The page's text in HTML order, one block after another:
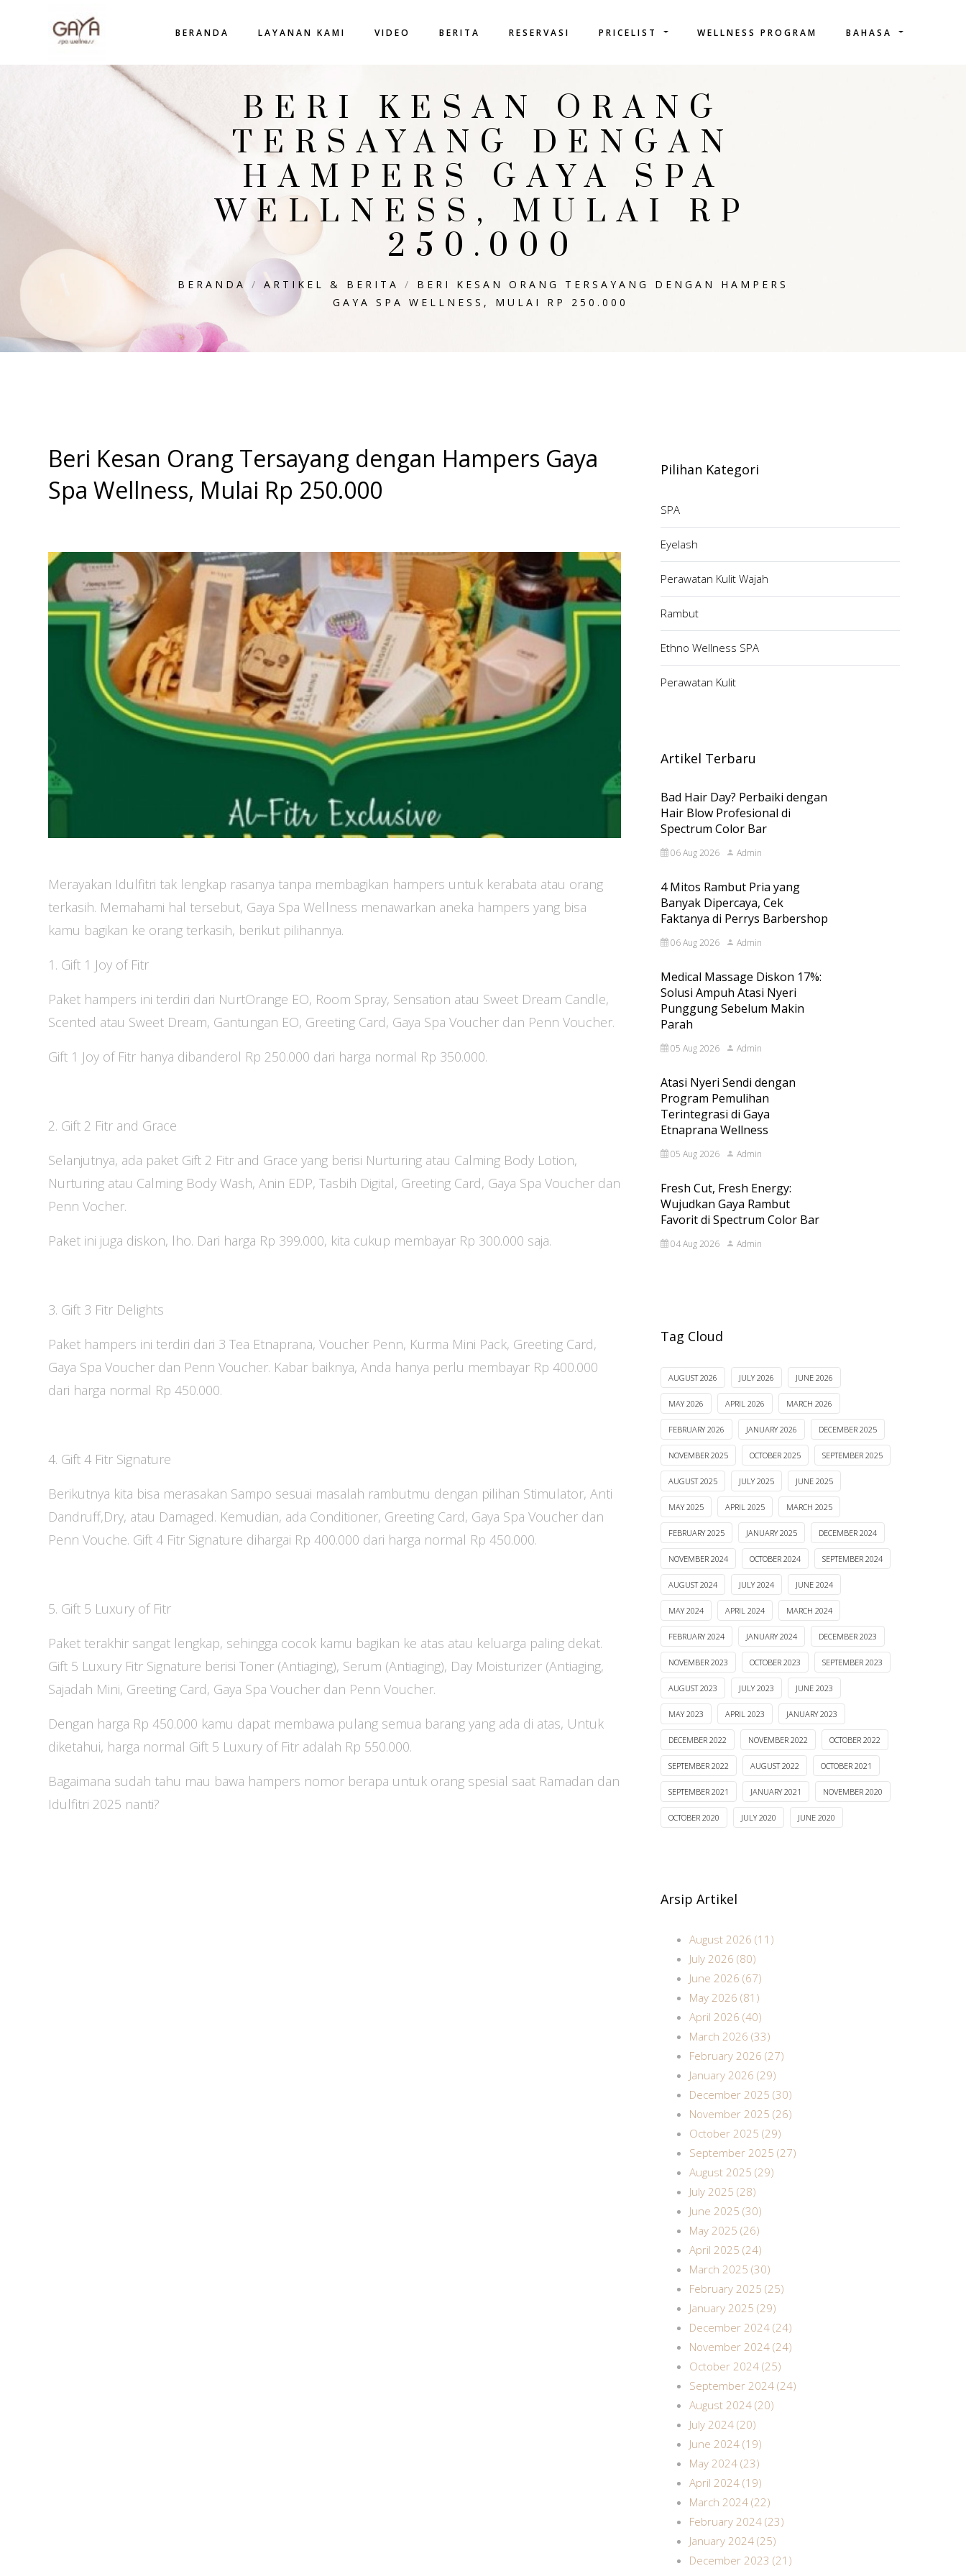
BERANDA LAYANAN KAMI VIDEO BERITA RESERVASI PRICELIST WELLNESS PROGRAM BAHASA
BERI KESAN ORANG
TERSAYANG DENGAN
HAMPERS GAYA SPA
WELLNESS, MULAI RP
250.000
BERANDA / ARTIKEL & BERITA / BERI KESAN ORANG TERSAYANG DENGAN HAMPERS
GAYA SPA WELLNESS, MULAI RP 250.000
Beri Kesan Orang Tersayang dengan Hampers Gaya
Spa Wellness, Mulai Rp 250.000
Merayakan Idulfitri tak lengkap rasanya tanpa membagikan hampers untuk kerabata atau orang
terkasih. Memahami hal tersebut, Gaya Spa Wellness menawarkan aneka hampers yang bisa
kamu bagikan ke orang terkasih, berikut pilihannya.
1. Gift 1 Joy of Fitr
Paket hampers ini terdiri dari NurtOrange EO, Room Spray, Sensation atau Sweet Dream Candle,
Scented atau Sweet Dream, Gantungan EO, Greeting Card, Gaya Spa Voucher dan Penn Voucher.
Gift 1 Joy of Fitr hanya dibanderol Rp 250.000 dari harga normal Rp 350.000.
2. Gift 2 Fitr and Grace
Selanjutnya, ada paket Gift 2 Fitr and Grace yang berisi Nurturing atau Calming Body Lotion,
Nurturing atau Calming Body Wash, Anin EDP, Tasbih Digital, Greeting Card, Gaya Spa Voucher dan
Penn Vocher.
Paket ini juga diskon, lho. Dari harga Rp 399.000, kita cukup membayar Rp 300.000 saja.
3. Gift 3 Fitr Delights
Paket hampers ini terdiri dari 3 Tea Etnaprana, Voucher Penn, Kurma Mini Pack, Greeting Card,
Gaya Spa Voucher dan Penn Voucher. Kabar baiknya, Anda hanya perlu membayar Rp 400.000
dari harga normal Rp 450.000.
4. Gift 4 Fitr Signature
Berikutnya kita bisa merasakan Sampo sesuai masalah rambutmu dengan pilihan Stimulator, Anti
Dandruff,Dry, atau Damaged. Kemudian, ada Conditioner, Greeting Card, Gaya Spa Voucher dan
Penn Vouche. Gift 4 Fitr Signature dihargai Rp 400.000 dari harga normal Rp 450.000.
5. Gift 5 Luxury of Fitr
Paket terakhir sangat lengkap, sehingga cocok kamu bagikan ke atas atau keluarga paling dekat.
Gift 5 Luxury Fitr Signature berisi Toner (Antiaging), Serum (Antiaging), Day Moisturizer (Antiaging,
Sajadah Mini, Greeting Card, Gaya Spa Voucher dan Penn Voucher.
Dengan harga Rp 450.000 kamu dapat membawa pulang semua barang yang ada di atas, Untuk
diketahui, harga normal Gift 5 Luxury of Fitr adalah Rp 550.000.
Bagaimana sudah tahu mau bawa hampers nomor berapa untuk orang spesial saat Ramadan dan
Idulfitri 2025 nanti?
Pilihan Kategori
SPA
Eyelash
Perawatan Kulit Wajah
Rambut
Ethno Wellness SPA
Perawatan Kulit
Artikel Terbaru
Bad Hair Day? Perbaiki dengan
Hair Blow Profesional di
Spectrum Color Bar
06 Aug 2026 Admin
4 Mitos Rambut Pria yang
Banyak Dipercaya, Cek
Faktanya di Perrys Barbershop
06 Aug 2026 Admin
Medical Massage Diskon 17%:
Solusi Ampuh Atasi Nyeri
Punggung Sebelum Makin
Parah
05 Aug 2026 Admin
Atasi Nyeri Sendi dengan
Program Pemulihan
Terintegrasi di Gaya
Etnaprana Wellness
05 Aug 2026 Admin
Fresh Cut, Fresh Energy:
Wujudkan Gaya Rambut
Favorit di Spectrum Color Bar
04 Aug 2026 Admin
Tag Cloud
AUGUST 2026 JULY 2026 JUNE 2026
MAY 2026 APRIL 2026 MARCH 2026
FEBRUARY 2026 JANUARY 2026 DECEMBER 2025
NOVEMBER 2025 OCTOBER 2025 SEPTEMBER 2025
AUGUST 2025 JULY 2025 JUNE 2025
MAY 2025 APRIL 2025 MARCH 2025
FEBRUARY 2025 JANUARY 2025 DECEMBER 2024
NOVEMBER 2024 OCTOBER 2024 SEPTEMBER 2024
AUGUST 2024 JULY 2024 JUNE 2024
MAY 2024 APRIL 2024 MARCH 2024
FEBRUARY 2024 JANUARY 2024 DECEMBER 2023
NOVEMBER 2023 OCTOBER 2023 SEPTEMBER 2023
AUGUST 2023 JULY 2023 JUNE 2023
MAY 2023 APRIL 2023 JANUARY 2023
DECEMBER 2022 NOVEMBER 2022 OCTOBER 2022
SEPTEMBER 2022 AUGUST 2022 OCTOBER 2021
SEPTEMBER 2021 JANUARY 2021 NOVEMBER 2020
OCTOBER 2020 JULY 2020 JUNE 2020
Arsip Artikel
August 2026 (11)
July 2026 (80)
June 2026 (67)
May 2026 (81)
April 2026 (40)
March 2026 (33)
February 2026 (27)
January 2026 (29)
December 2025 (30)
November 2025 (26)
October 2025 (29)
September 2025 (27)
August 2025 (29)
July 2025 (28)
June 2025 (30)
May 2025 (26)
April 2025 (24)
March 2025 (30)
February 2025 (25)
January 2025 (29)
December 2024 (24)
November 2024 (24)
October 2024 (25)
September 2024 (24)
August 2024 (20)
July 2024 (20)
June 2024 (19)
May 2024 (23)
April 2024 (19)
March 2024 (22)
February 2024 (23)
January 2024 (25)
December 2023 (21)